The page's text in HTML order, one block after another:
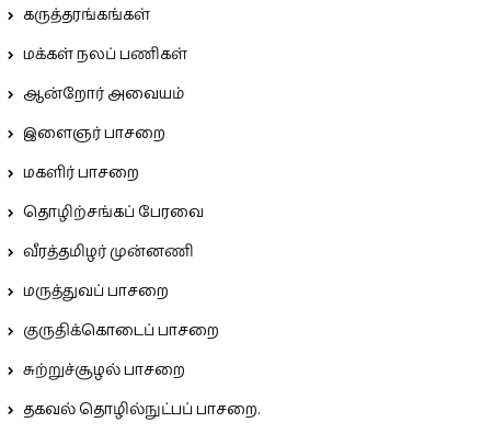
கருத்தரங்கங்கள்
மக்கள் நலப் பணிகள்
ஆன்றோர் அவையம்
இளைஞர் பாசறை
மகளிர் பாசறை
தொழிற்சங்கப் பேரவை
வீரத்தமிழர் முன்னணி
மருத்துவப் பாசறை
குருதிக்கொடைப் பாசறை
சுற்றுச்சூழல் பாசறை
தகவல் தொழில்நுட்பப் பாசறை.